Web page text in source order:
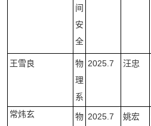
间
安
全
王雪良
物
理
系
2025.7 汪忠
常炜玄
物 2025.7 姚宏